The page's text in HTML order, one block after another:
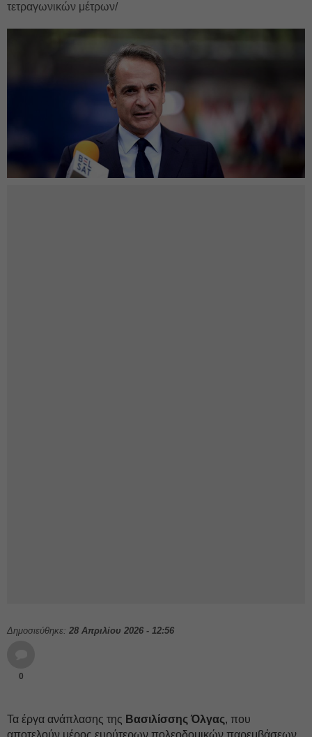
τετραγωνικών μέτρων/
Δημοσιεύθηκε: 28 Απριλίου 2026 - 12:56
0
Τα έργα ανάπλασης της Βασιλίσσης Όλγας, που
αποτελούν μέρος ευρύτερων πολεοδομικών παρεμβάσεων